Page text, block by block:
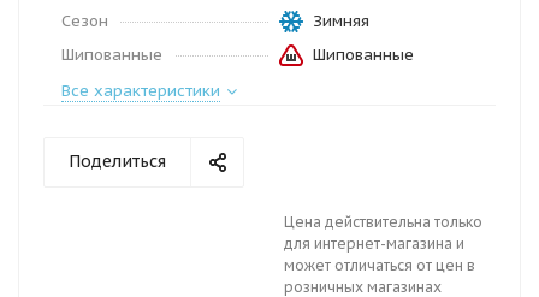
Сезон
Зимняя
Шипованные
Шипованные
Все характеристики
Поделиться
Цена действительна только
для интернет-магазина и
может отличаться от цен в
розничных магазинах